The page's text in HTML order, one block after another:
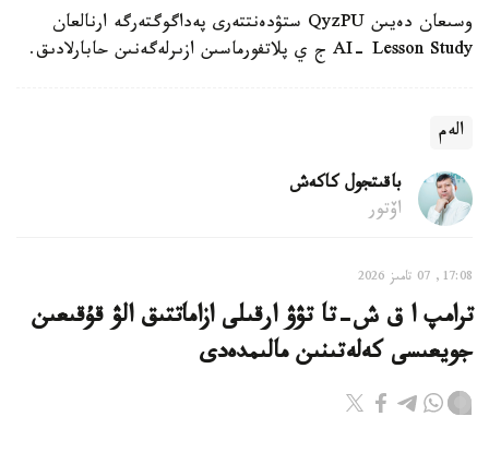
وسىعان دەيىن QyzPU ستۋدەنتتەرى پەداگوگتەرگە ارنالعان
AI- Lesson Study ج ي پلاتفورماسىن ازىرلەگەنىن حابارلادىق.
الەم
باقىتجول كاكەش
اۆتور
17:08, 07 تامىز 2026
ترامپ ا ق ش-تا تۋۋ ارقىلى ازاماتتىق الۋ قۇقىعىن
جويعىسى كەلەتىنىن مالىمدەدى